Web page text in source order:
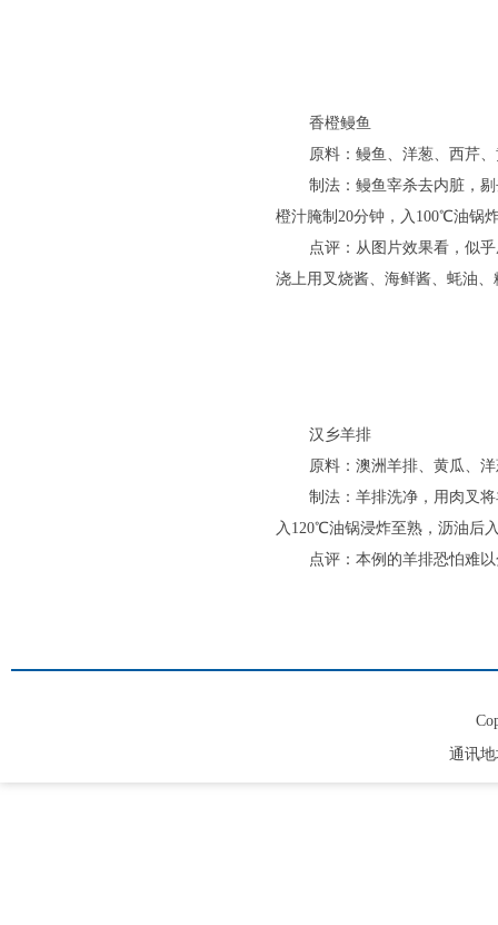
香橙鳗鱼
原料：鳗鱼、洋葱、西芹
制法：鳗鱼宰杀去内脏，
橙汁腌制20分钟，入100℃油锅
点评：从图片效果看，似
浇上用叉烧酱、海鲜酱、蚝油
汉乡羊排
原料：澳洲羊排、黄瓜、
制法：羊排洗净，用肉叉
入120℃油锅浸炸至熟，沥油后
点评：本例的羊排恐怕难
通讯